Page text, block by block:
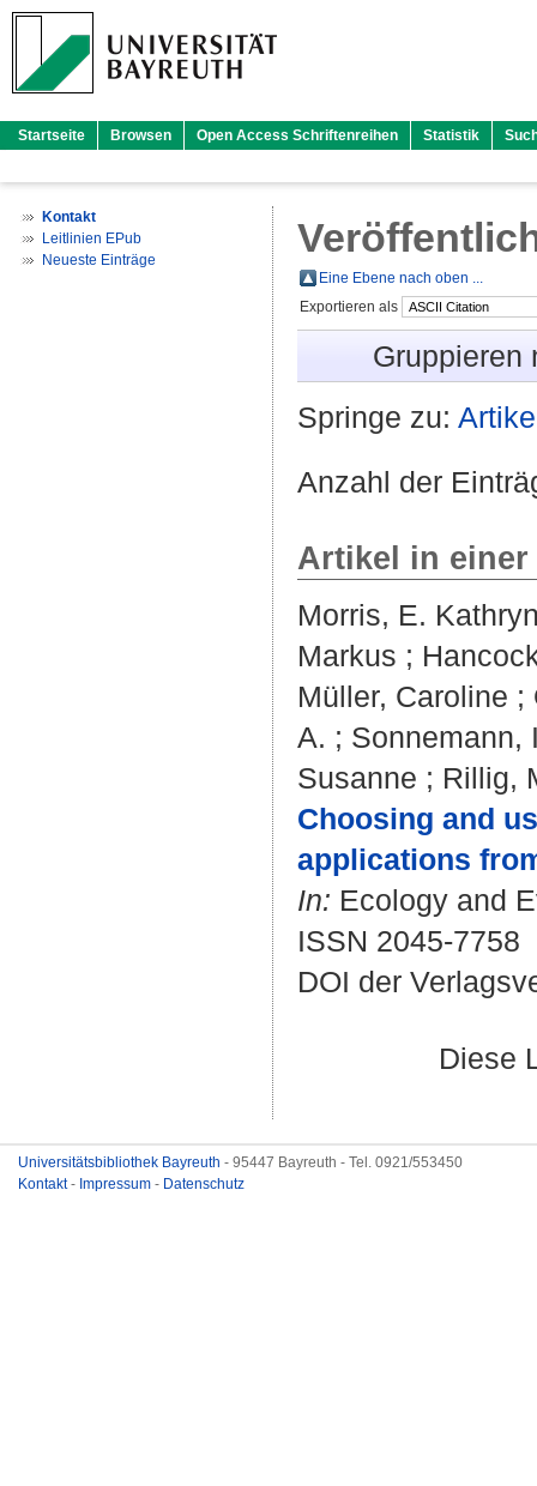
Startseite Browsen Open Access Schriftenreihen Statistik
Kontakt
Leitlinien EPub
Neueste Einträge
Eine Ebene nach oben ...
Exportieren als
Gruppieren
Springe zu:
Anzahl der
Artikel in
Morris, E.
Markus ;
Müller, Caroline ;
A. ; Sonnemann,
Susanne ; Rillig,
Choosing and
applications
In: Ecology and
ISSN 2045-7758
DOI der
Diese
Universitätsbibliothek Bayreuth - 95447 Bayreuth - Tel. 0921/553450
Kontakt- Impressum - Datenschutz